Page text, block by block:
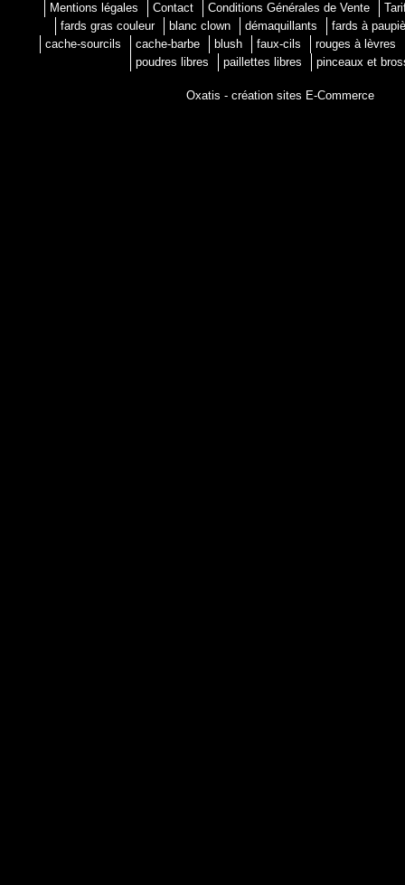
Mentions légales Contact Conditions Générales de Vente
fards gras couleur
blanc clown démaquillants
fards à
cache-sourcils
cache-barbe blush faux-cils
rouges à lèvres
poudres libres
paillettes libres pinceaux et
Oxatis - création sites E-Commerce